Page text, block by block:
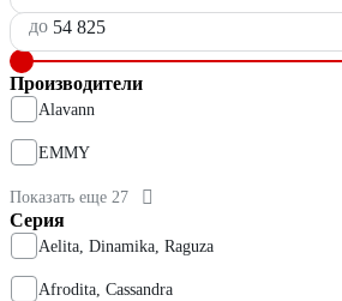
до
Производители
Alavann
EMMY
Показать еще 27
Серия
Aelita, Dinamika, Raguza
Afrodita, Cassandra